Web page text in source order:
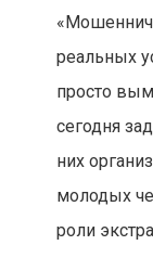
реальных
просто
сегодня
них
молодых
роли